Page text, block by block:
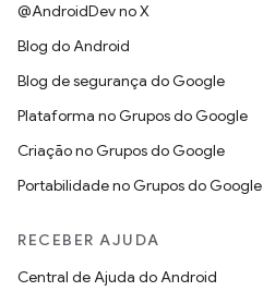
@AndroidDev no X
Blog do Android
Blog de segurança do Google
Plataforma no Grupos do Google
Criação no Grupos do Google
Portabilidade no Grupos do Google
RECEBER AJUDA
Central de Ajuda do Android